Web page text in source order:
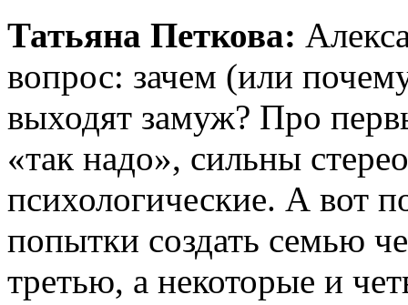
Татьяна Петкова:
вопрос: зачем (или
выходят замуж? Про
«так надо», сильны
психологические. А вот
попытки создать семью
третью, а некоторые и